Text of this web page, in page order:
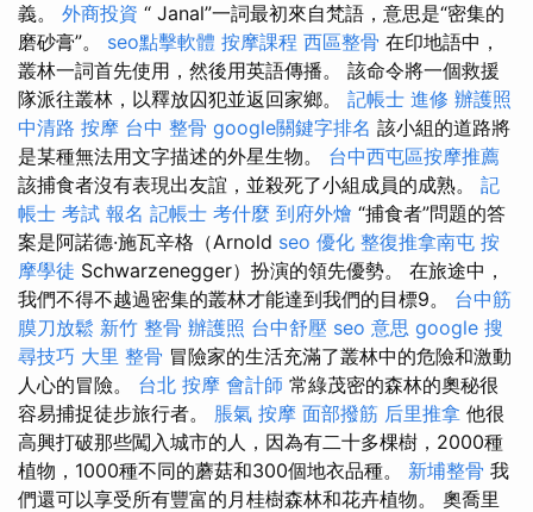
義。 外商投資 “ Janal”一詞最初來自梵語，意思是“密集的
磨砂膏”。 seo點擊軟體 按摩課程 西區整骨 在印地語中，
叢林一詞首先使用，然後用英語傳播。 該命令將一個救援
隊派往叢林，以釋放囚犯並返回家鄉。 記帳士 進修 辦護照
中清路 按摩 台中 整骨 google關鍵字排名 該小組的道路將
是某種無法用文字描述的外星生物。 台中西屯區按摩推薦
該捕食者沒有表現出友誼，並殺死了小組成員的成熟。 記
帳士 考試 報名 記帳士 考什麼 到府外燴 “捕食者”問題的答
案是阿諾德·施瓦辛格（Arnold seo 優化 整復推拿南屯 按
摩學徒 Schwarzenegger）扮演的領先優勢。 在旅途中，
我們不得不越過密集的叢林才能達到我們的目標9。 台中筋
膜刀放鬆 新竹 整骨 辦護照 台中舒壓 seo 意思 google 搜
尋技巧 大里 整骨 冒險家的生活充滿了叢林中的危險和激動
人心的冒險。 台北 按摩 會計師 常綠茂密的森林的奧秘很
容易捕捉徒步旅行者。 脹氣 按摩 面部撥筋 后里推拿 他很
高興打破那些闖入城市的人，因為有二十多棵樹，2000種
植物，1000種不同的蘑菇和300個地衣品種。 新埔整骨 我
們還可以享受所有豐富的月桂樹森林和花卉植物。 奧喬里